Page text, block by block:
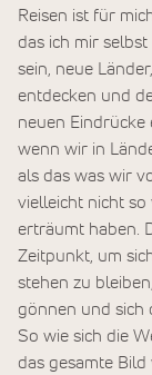
Reisen ist für
das ich mir
sein, neue
entdecken und
neuen
wenn wir in
als das was wir
vielleicht nicht
erträumt haben.
Zeitpunkt, um
stehen zu
gönnen und sich
So wie sich die
das gesamte